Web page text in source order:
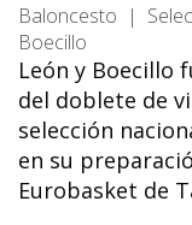
Baloncesto |
Boecillo
León y Boecillo
del doblete de
selección
en su
Eurobasket de